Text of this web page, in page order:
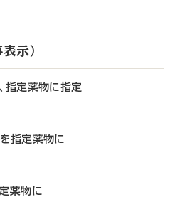
示）
指定薬物に指定
指定薬物に
薬物に